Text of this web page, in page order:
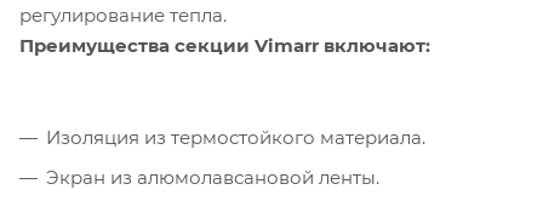
регулирование тепла.
Преимущества секции Vimarr включают:
Изоляция из термостойкого материала.
Экран из алюмолавсановой ленты.